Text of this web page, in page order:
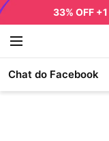
33% OFF
Chat do Facebook